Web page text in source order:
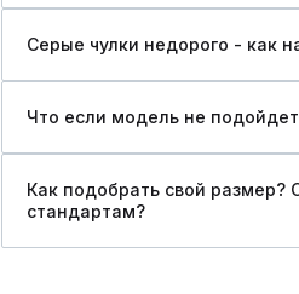
Серые чулки недорого - как
Что если модель не
Как подобрать свой размер?
стандартам?